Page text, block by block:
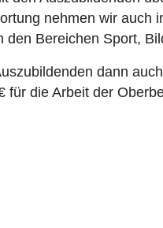
nehmen wir auch
Bereichen Sport,
dann
für die Arbeit der